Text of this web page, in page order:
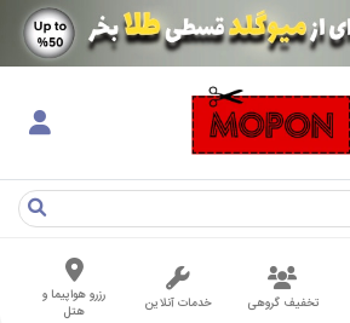
تخفیف گروهی خدمات آنلاین
رزرو هواپیما و
هتل